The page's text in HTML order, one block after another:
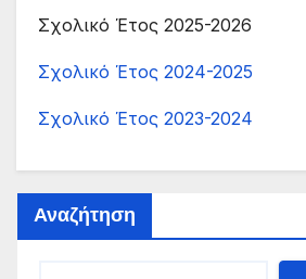
Σχολικό Έτος 2025-2026
Σχολικό Έτος 2024-2025
Σχολικό Έτος 2023-2024
Αναζήτηση